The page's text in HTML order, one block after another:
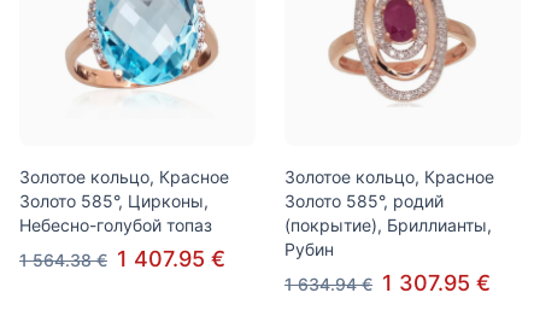
Золотое кольцо, Красное
Золото 585°, Цирконы,
Небесно-голубой топаз
1 564.38 € 1 407.95 €
Золотое кольцо, Красное
Золото 585°, родий
(покрытие), Бриллианты,
Рубин
1 634.94 € 1 307.95 €